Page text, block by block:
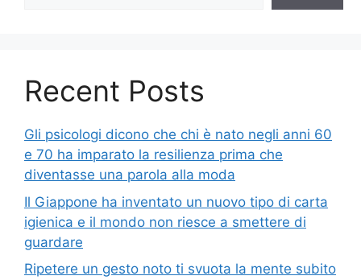
Recent Posts
Gli psicologi dicono che chi è nato negli anni 60
e 70 ha imparato la resilienza prima che
diventasse una parola alla moda
Il Giappone ha inventato un nuovo tipo di carta
igienica e il mondo non riesce a smettere di
guardare
Ripetere un gesto noto ti svuota la mente subito